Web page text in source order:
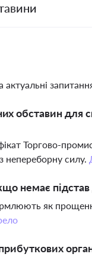
обставин для
Торгово-
непереборну силу.
немає
як